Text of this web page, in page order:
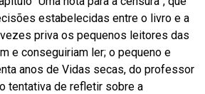
estabelecidas entre o livro e a
priva os pequenos leitores das
e conseguiriam ler; o pequeno e
anos de Vidas secas, do professor
tentativa de refletir sobre a